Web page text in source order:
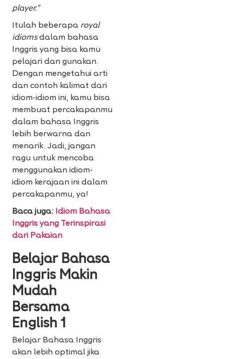
player.”
Itulah beberapa royal
idiomsdalam bahasa
Inggris yang bisa kamu
pelajari dan gunakan.
Dengan mengetahui arti
dan contoh kalimat dari
idiom-idiom ini, kamu bisa
membuat percakapanmu
dalam bahasa Inggris
lebih berwarna dan
menarik. Jadi, jangan
ragu untuk mencoba
menggunakan idiom-
idiom kerajaan ini dalam
percakapanmu, ya!
Baca juga: Idiom Bahasa
Inggris yang Terinspirasi
dari Pakaian
Belajar Bahasa
Inggris Makin
Mudah
Bersama
English 1
Belajar Bahasa Inggris
akan lebih optimal jika